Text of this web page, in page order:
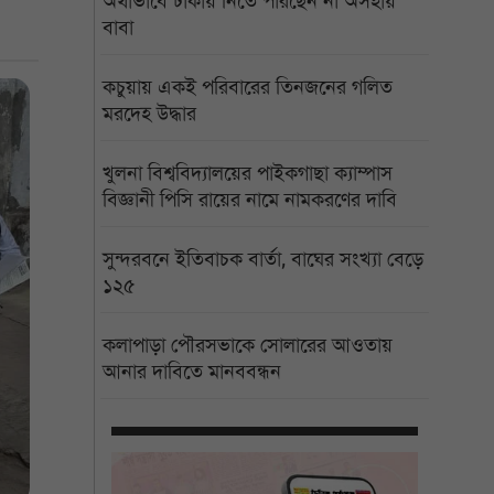
বাবা
কচুয়ায় একই পরিবারের তিনজনের গলিত
মরদেহ উদ্ধার
খুলনা বিশ্ববিদ্যালয়ের পাইকগাছা ক্যাম্পাস
বিজ্ঞানী পিসি রায়ের নামে নামকরণের দাবি
সুন্দরবনে ইতিবাচক বার্তা, বাঘের সংখ্যা বেড়ে
১২৫
কলাপাড়া পৌরসভাকে সোলারের আওতায়
আনার দাবিতে মানববন্ধন